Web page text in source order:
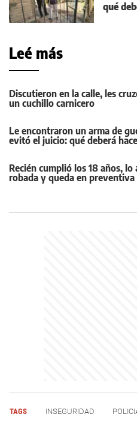
qué
Leé más
Discutieron en la calle, les
un cuchillo carnicero
Le encontraron un arma de
evitó el juicio: qué deberá
Recién cumplió los 18 años,
robada y queda en
TAGS INSEGURIDAD